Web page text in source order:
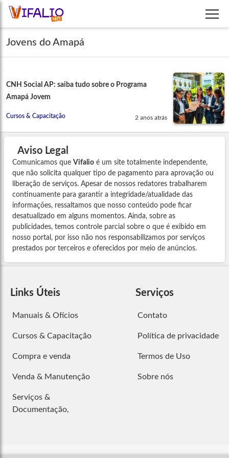
Jovens do Amapá
CNH Social AP: saiba tudo sobre o Programa
Amapá Jovem
Cursos & Capacitação 2 anos atrás
Aviso Legal
Comunicamos que Vifalio é um site totalmente independente,
que não solicita qualquer tipo de pagamento para aprovação ou
liberação de serviços. Apesar de nossos redatores trabalharem
continuamente para garantir a integridade/atualidade das
informações, ressaltamos que nosso conteúdo pode ficar
desatualizado em alguns momentos. Ainda, sobre as
publicidades, temos controle parcial sobre o que é exibido em
nosso portal, por isso não nos responsabilizamos por serviços
prestados por terceiros e oferecidos por meio de anúncios.
Links Úteis
Manuais & Ofícios
Cursos & Capacitação
Compra e venda
Venda & Manutenção
Serviços &
Documentação,
Serviços
Contato
Política de privacidade
Termos de Uso
Sobre nós